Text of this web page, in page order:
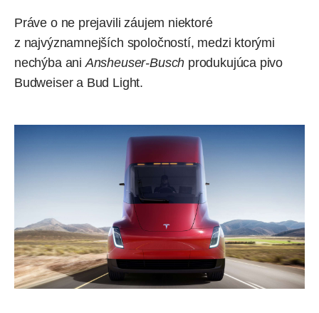
Práve o ne prejavili záujem niektoré
z najvýznamnejších spoločností, medzi ktorými
nechýbaaniAnsheuser-Busch produkujúca pivo
Budweiser a Bud Light.